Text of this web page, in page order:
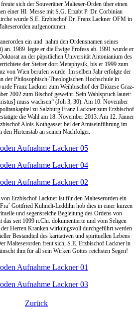
sich der Souveräner Malteser-Orden über einen
einer Hl. Messe mit S.G. Erzabt P. Dr. Corbinian
wurde S.E. Erzbischof Dr. Franz Lackner OFM in
aufgenommen.
ein und nahm den Ordensnamen seines
an. 1989 legte er die Ewige Profess ab. 1991 wurde er
an der päpstlichen Universität Antonianium des
der Steirer dort Metaphysik, bis er 1999 zum
von Wien berufen wurde. Im selben Jahr erfolgte der
der Philosophisch-Theologischen Hochschule in
Franz Lackner zum Weihbischof der Diözese Graz-
2002 zum Bischof geweiht. Sein Wahlspruch lautet:
muss wachsen“ (Joh 3, 30). Am 10. November
zu Salzburg Franz Lackner zum Erzbischof
die Wahl am 18. November 2013. Am 12. Jänner
Alois Kothgasser bei der Amtseinführung im
den Hirtenstab an seinen Nachfolger.
Erzbischof Lackner ist für den Malteserorden ein
Gottfried Kühnelt-Leddihn hob dies in einer kurzen
und segensreiche Begleitung des Ordens von
das seit 1099 n.Chr. dokumentierte und vom Seligen
Herren Kranken wirkungsvoll durchgeführt werden
Bestandteil des karitativen und spirituellen Lebens
Malteserorden freut sich, S.E. Erzbischof Lackner in
ihm für all sein Wirken Gottes reichsten Segen!
Zurück